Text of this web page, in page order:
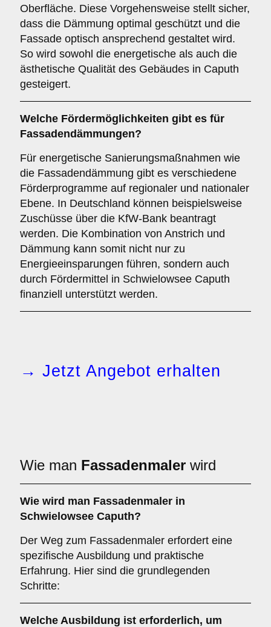
Oberfläche. Diese Vorgehensweise stellt sicher,
dass die Dämmung optimal geschützt und die
Fassade optisch ansprechend gestaltet wird.
So wird sowohl die energetische als auch die
ästhetische Qualität des Gebäudes in Caputh
gesteigert.
Welche Fördermöglichkeiten gibt es für
Fassadendämmungen?
Für energetische Sanierungsmaßnahmen wie
die Fassadendämmung gibt es verschiedene
Förderprogramme auf regionaler und nationaler
Ebene. In Deutschland können beispielsweise
Zuschüsse über die KfW-Bank beantragt
werden. Die Kombination von Anstrich und
Dämmung kann somit nicht nur zu
Energieeinsparungen führen, sondern auch
durch Fördermittel in Schwielowsee Caputh
finanziell unterstützt werden.
→ Jetzt Angebot erhalten
Wie man Fassadenmaler wird
Wie wird man Fassadenmaler in
Schwielowsee Caputh?
Der Weg zum Fassadenmaler erfordert eine
spezifische Ausbildung und praktische
Erfahrung. Hier sind die grundlegenden
Schritte:
Welche Ausbildung ist erforderlich, um